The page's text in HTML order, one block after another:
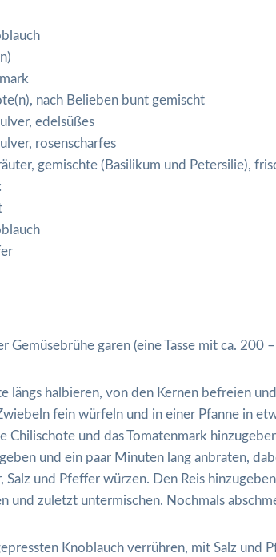
nach Belieben bunt gemischt
edelsüßes
rosenscharfes
gemischte (Basilikum und Petersilie),
Gemüsebrühe garen (eine Tasse mit ca. 200
längs halbieren, von den Kernen befreien
fein würfeln und in einer Pfanne in
Chilischote und das Tomatenmark
und ein paar Minuten lang anbraten,
Salz und Pfeffer würzen. Den Reis
und zuletzt untermischen. Nochmals
Knoblauch verrühren, mit Salz und